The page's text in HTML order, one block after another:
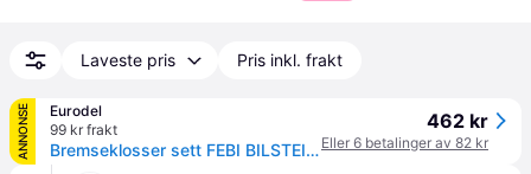
Laveste pris Pris inkl. frakt
ANNONSE
Eurodel
99 kr frakt
Bremseklosser sett FEBI BILSTEIN 16907
462 kr
Eller 6 betalinger av 82 kr